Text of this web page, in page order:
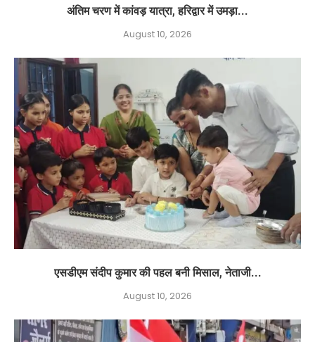
अंतिम चरण में कांवड़ यात्रा, हरिद्वार में उमड़ा...
August 10, 2026
एसडीएम संदीप कुमार की पहल बनी मिसाल, नेताजी...
August 10, 2026